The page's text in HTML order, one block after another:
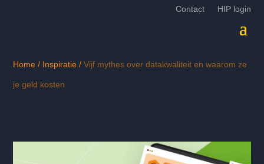
Contact HIP login
Home / Inspiratie /Vijf mythes over datakwaliteit en waarom ze
je geld kosten